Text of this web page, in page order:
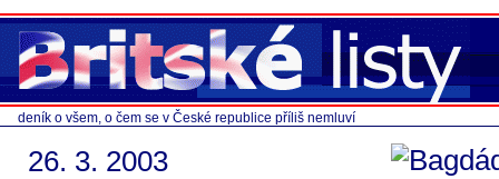
deník o všem, o čem se v České republice příliš nemluví
26. 3. 2003